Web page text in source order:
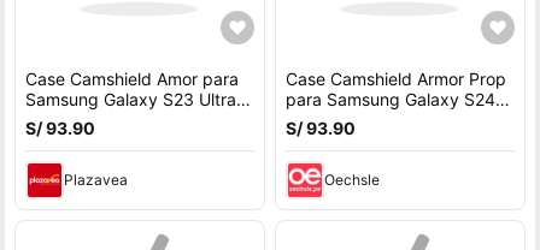
Case Camshield Amor para
Samsung Galaxy S23 Ultra -
NEGRO
S/ 93.90
Plazavea
Case Camshield Armor Prop
para Samsung Galaxy S24
Ultra - Negro
S/ 93.90
Oechsle